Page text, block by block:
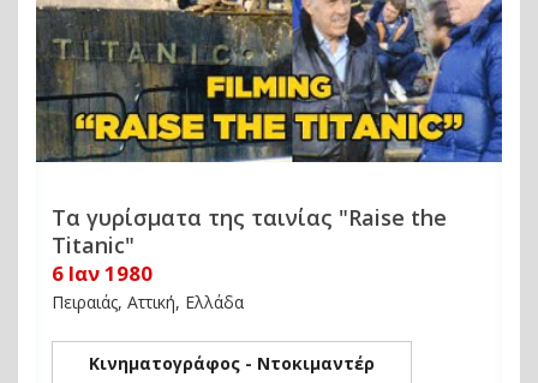
Τα γυρίσματα της ταινίας "Raise the
Titanic"
6 Ιαν 1980
Πειραιάς, Αττική, Ελλάδα
Κινηματογράφος - Ντοκιμαντέρ